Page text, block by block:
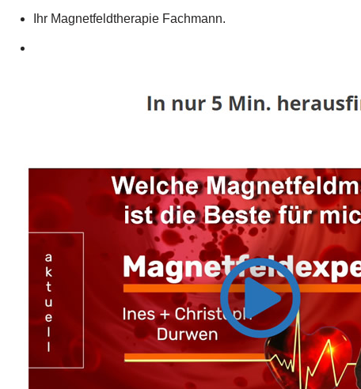
Ihr Magnetfeldtherapie Fachmann.